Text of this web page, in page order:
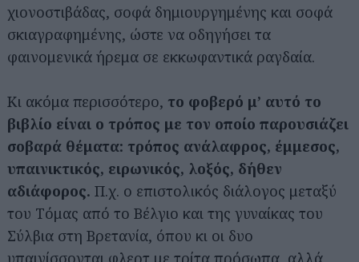
χιονοστιβάδας, σοφά δημιουργημένης και σοφά
σκιαγραφημένης, ώστε να οδηγήσει τα
φαινομενικά ήρεμα σε εκκωφαντικά ραγδαία.
Κι ακόμα περισσότερο, το φοβερό μ’ αυτό το
βιβλίο είναι ο τρόπος με τον οποίο παρουσιάζει
σοβαρά θέματα: τρόπος ανάλαφρος, έμμεσος,
υπαινικτικός, ειρωνικός, λοξός, δήθεν
αδιάφορος. Π.χ. ο επιστολικός διάλογος μεταξύ
του Τόμας από το Βέλγιο και της γυναίκας του
Σύλβια στη Βρετανία, όπου κι οι δυο
υπαινίσσονται φλερτ με τρίτα πρόσωπα, αλλά